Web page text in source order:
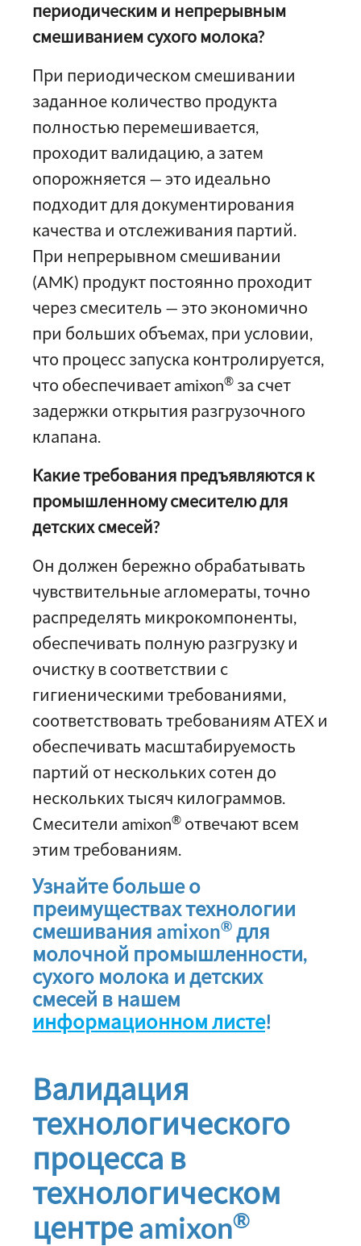
периодическим и непрерывным
смешиванием сухого молока?
При периодическом смешивании
заданное количество продукта
полностью перемешивается,
проходит валидацию, а затем
опорожняется — это идеально
подходит для документирования
качества и отслеживания партий.
При непрерывном смешивании
(AMK) продукт постоянно проходит
через смеситель — это экономично
при больших объемах, при условии,
что процесс запуска контролируется,
что обеспечивает amixon® за счет
задержки открытия разгрузочного
клапана.
Какие требования предъявляются к
промышленному смесителю для
детских смесей?
Он должен бережно обрабатывать
чувствительные агломераты, точно
распределять микрокомпоненты,
обеспечивать полную разгрузку и
очистку в соответствии с
гигиеническими требованиями,
соответствовать требованиям ATEX и
обеспечивать масштабируемость
партий от нескольких сотен до
нескольких тысяч килограммов.
Смесители amixon® отвечают всем
этим требованиям.
Узнайте больше о
преимуществах технологии
смешивания amixon® для
молочной промышленности,
сухого молока и детских
смесей в нашем
информационном листе!
Валидация
технологического
процесса в
технологическом
центре amixon®